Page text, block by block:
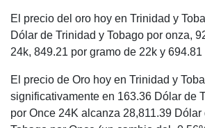
El precio del oro hoy en Trinidad y
Dólar de Trinidad y Tobago por onza,
24k, 849.21 por gramo de 22k y 694.81
El precio de Oro hoy en Trinidad y
significativamente en 163.36 Dólar de
por Once 24K alcanza 28,811.39 Dólar